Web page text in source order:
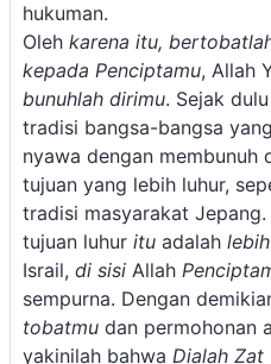
hukuman.
Oleh karena itu,
kepada Penciptamu, Allah
bunuhlah dirimu. Sejak
tradisi bangsa-bangsa
nyawa dengan membunuh
tujuan yang lebih luhur,
tradisi masyarakat
tujuan luhur itu adalah
Israil, di sisi Allah
sempurna. Dengan
tobatmu dan permohonan
yakinilah bahwa Dialah Zat